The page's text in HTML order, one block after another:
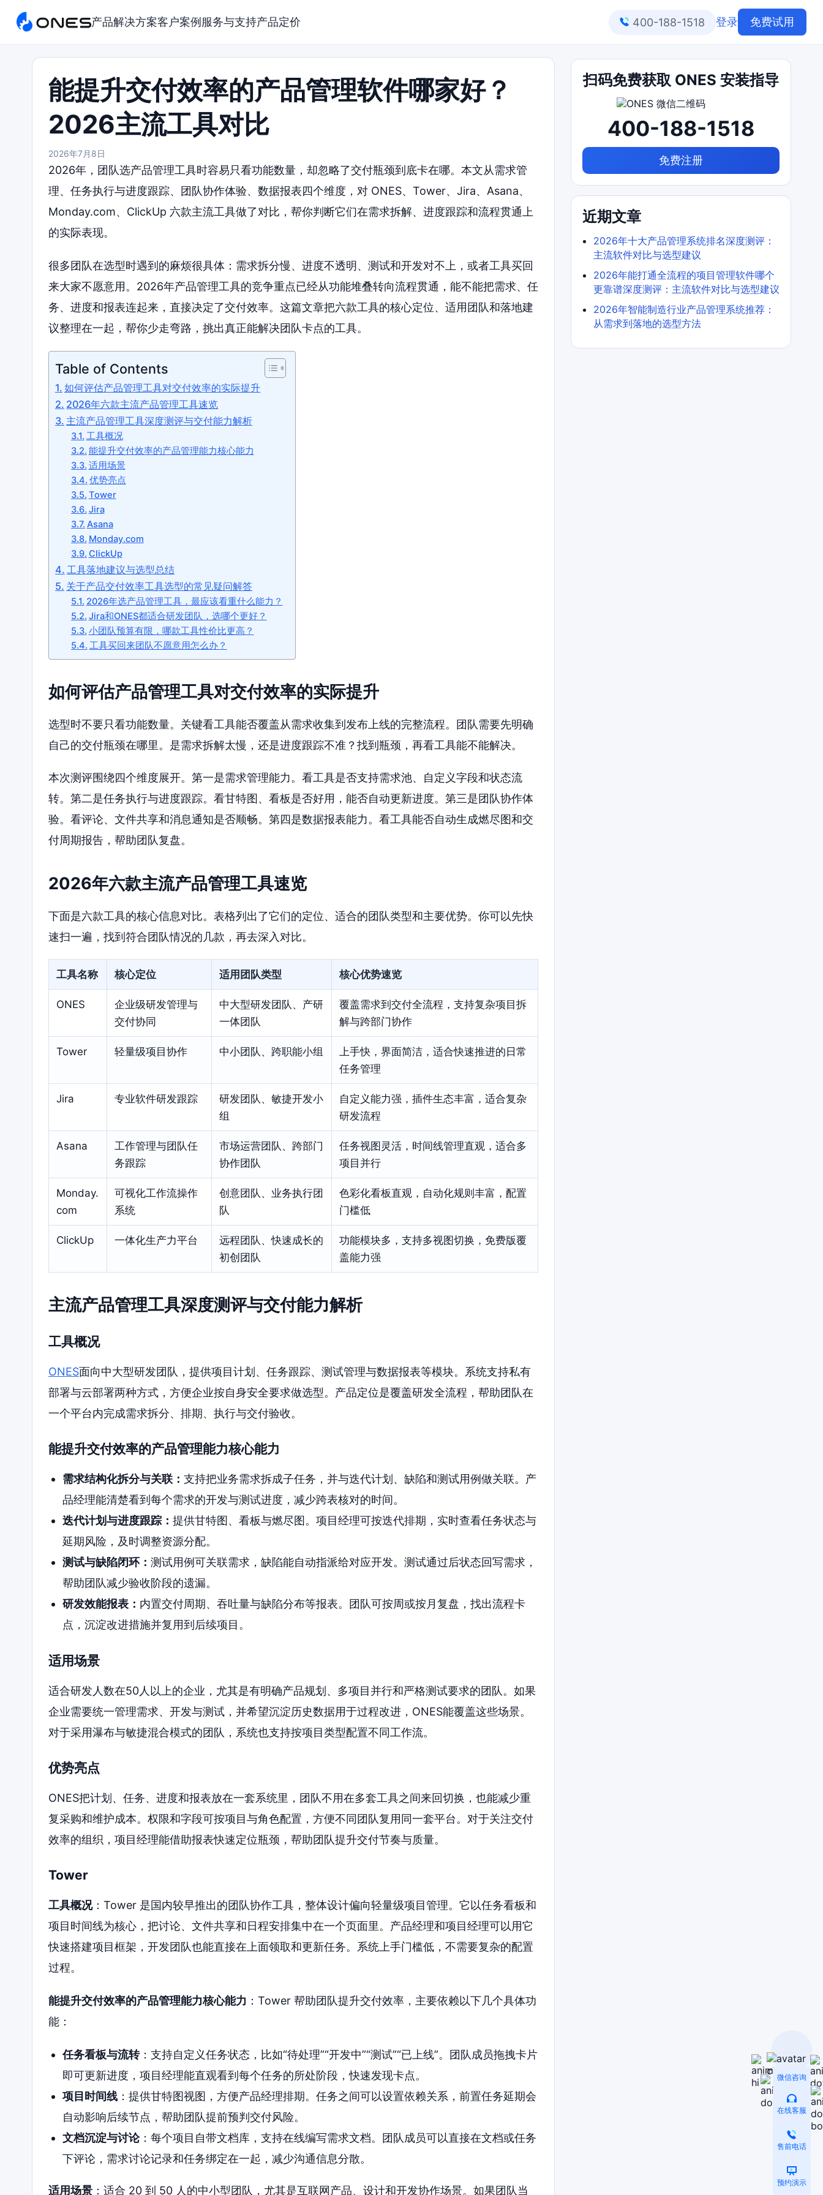
产品解决方案客户案例 服务与支持产品定价 400-188-1518 登录 免费试用
能提升交付效率的产品管理软件哪家好？
2026主流工具对比
2026年7月8日
2026年，团队选产品管理工具时容易只看功能数量，却忽略了交付瓶颈到底卡在哪。本文从需求管
理、任务执行与进度跟踪、团队协作体验、数据报表四个维度，对 ONES、Tower、Jira、Asana、
Monday.com、ClickUp 六款主流工具做了对比，帮你判断它们在需求拆解、进度跟踪和流程贯通上
的实际表现。
很多团队在选型时遇到的麻烦很具体：需求拆分慢、进度不透明、测试和开发对不上，或者工具买回
来大家不愿意用。2026年产品管理工具的竞争重点已经从功能堆叠转向流程贯通，能不能把需求、任
务、进度和报表连起来，直接决定了交付效率。这篇文章把六款工具的核心定位、适用团队和落地建
议整理在一起，帮你少走弯路，挑出真正能解决团队卡点的工具。
Table of Contents
如何评估产品管理工具对交付效率的实际提升
2026年六款主流产品管理工具速览
主流产品管理工具深度测评与交付能力解析
工具概况
能提升交付效率的产品管理能力核心能力
适用场景
优势亮点
Tower
Jira
Asana
Monday.com
ClickUp
工具落地建议与选型总结
关于产品交付效率工具选型的常见疑问解答
2026年选产品管理工具，最应该看重什么能力？
Jira和ONES都适合研发团队，选哪个更好？
小团队预算有限，哪款工具性价比更高？
工具买回来团队不愿意用怎么办？
如何评估产品管理工具对交付效率的实际提升
选型时不要只看功能数量。关键看工具能否覆盖从需求收集到发布上线的完整流程。团队需要先明确
自己的交付瓶颈在哪里。是需求拆解太慢，还是进度跟踪不准？找到瓶颈，再看工具能不能解决。
本次测评围绕四个维度展开。第一是需求管理能力。看工具是否支持需求池、自定义字段和状态流
转。第二是任务执行与进度跟踪。看甘特图、看板是否好用，能否自动更新进度。第三是团队协作体
验。看评论、文件共享和消息通知是否顺畅。第四是数据报表能力。看工具能否自动生成燃尽图和交
付周期报告，帮助团队复盘。
2026年六款主流产品管理工具速览
下面是六款工具的核心信息对比。表格列出了它们的定位、适合的团队类型和主要优势。你可以先快
速扫一遍，找到符合团队情况的几款，再去深入对比。
工具名称 核心定位 适用团队类型 核心优势速览
ONES
企业级研发管理与
交付协同
中大型研发团队、产研
一体团队
覆盖需求到交付全流程，支持复杂项目拆
解与跨部门协作
Tower 轻量级项目协作 中小团队、跨职能小组
上手快，界面简洁，适合快速推进的日常
任务管理
Jira 专业软件研发跟踪
研发团队、敏捷开发小
组
自定义能力强，插件生态丰富，适合复杂
研发流程
Asana
工作管理与团队任
务跟踪
市场运营团队、跨部门
协作团队
任务视图灵活，时间线管理直观，适合多
项目并行
Monday.
com
可视化工作流操作
系统
创意团队、业务执行团
队
色彩化看板直观，自动化规则丰富，配置
门槛低
ClickUp 一体化生产力平台
远程团队、快速成长的
初创团队
功能模块多，支持多视图切换，免费版覆
盖能力强
主流产品管理工具深度测评与交付能力解析
工具概况
ONES面向中大型研发团队，提供项目计划、任务跟踪、测试管理与数据报表等模块。系统支持私有
部署与云部署两种方式，方便企业按自身安全要求做选型。产品定位是覆盖研发全流程，帮助团队在
一个平台内完成需求拆分、排期、执行与交付验收。
能提升交付效率的产品管理能力核心能力
需求结构化拆分与关联： 支持把业务需求拆成子任务，并与迭代计划、缺陷和测试用例做关联。产
品经理能清楚看到每个需求的开发与测试进度，减少跨表核对的时间。
迭代计划与进度跟踪： 提供甘特图、看板与燃尽图。项目经理可按迭代排期，实时查看任务状态与
延期风险，及时调整资源分配。
测试与缺陷闭环： 测试用例可关联需求，缺陷能自动指派给对应开发。测试通过后状态回写需求，
帮助团队减少验收阶段的遗漏。
研发效能报表： 内置交付周期、吞吐量与缺陷分布等报表。团队可按周或按月复盘，找出流程卡
点，沉淀改进措施并复用到后续项目。
适用场景
适合研发人数在50人以上的企业，尤其是有明确产品规划、多项目并行和严格测试要求的团队。如果
企业需要统一管理需求、开发与测试，并希望沉淀历史数据用于过程改进，ONES能覆盖这些场景。
对于采用瀑布与敏捷混合模式的团队，系统也支持按项目类型配置不同工作流。
优势亮点
ONES把计划、任务、进度和报表放在一套系统里，团队不用在多套工具之间来回切换，也能减少重
复采购和维护成本。权限和字段可按项目与角色配置，方便不同团队复用同一套平台。对于关注交付
效率的组织，项目经理能借助报表快速定位瓶颈，帮助团队提升交付节奏与质量。
Tower
工具概况：Tower 是国内较早推出的团队协作工具，整体设计偏向轻量级项目管理。它以任务看板和
项目时间线为核心，把讨论、文件共享和日程安排集中在一个页面里。产品经理和项目经理可以用它
快速搭建项目框架，开发团队也能直接在上面领取和更新任务。系统上手门槛低，不需要复杂的配置
过程。
能提升交付效率的产品管理能力核心能力 ：Tower 帮助团队提升交付效率，主要依赖以下几个具体功
能：
任务看板与流转：支持自定义任务状态，比如“待处理”“开发中”“测试”“已上线”。团队成员拖拽卡片
即可更新进度，项目经理能直观看到每个任务的所处阶段，快速发现卡点。
项目时间线：提供甘特图视图，方便产品经理排期。任务之间可以设置依赖关系，前置任务延期会
自动影响后续节点，帮助团队提前预判交付风险。
文档沉淀与讨论：每个项目自带文档库，支持在线编写需求文档。团队成员可以直接在文档或任务
下评论，需求讨论记录和任务绑定在一起，减少沟通信息分散。
适用场景 ：适合 20 到 50 人的中小型团队，尤其是互联网产品、设计和开发协作场景。如果团队当
扫码免费获取 ONES 安装指导
400-188-1518
免费注册
近期文章
2026年十大产品管理系统排名深度测评：
主流软件对比与选型建议
2026年能打通全流程的项目管理软件哪个
更靠谱深度测评：主流软件对比与选型建议
2026年智能制造行业产品管理系统推荐：
从需求到落地的选型方法
微信咨询
在线客服
售前电话
预约演示